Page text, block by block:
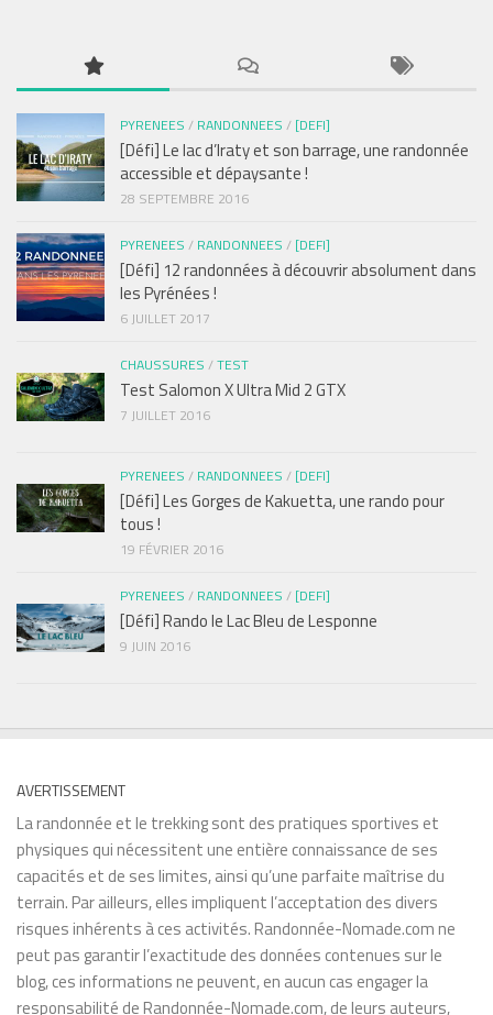
PYRENEES / RANDONNEES / [DEFI]
[Défi] Le lac d’Iraty et son barrage, une randonnée
accessible et dépaysante !
28 SEPTEMBRE 2016
PYRENEES / RANDONNEES / [DEFI]
[Défi] 12 randonnées à découvrir absolument dans
les Pyrénées !
6 JUILLET 2017
CHAUSSURES /TEST
Test Salomon X Ultra Mid 2 GTX
7 JUILLET 2016
PYRENEES / RANDONNEES / [DEFI]
[Défi] Les Gorges de Kakuetta, une rando pour
tous !
19 FÉVRIER 2016
PYRENEES / RANDONNEES / [DEFI]
[Défi] Rando le Lac Bleu de Lesponne
9 JUIN 2016
AVERTISSEMENT
La randonnée et le trekking sont des pratiques sportives et
physiques qui nécessitent une entière connaissance de ses
capacités et de ses limites, ainsi qu’une parfaite maîtrise du
terrain. Par ailleurs, elles impliquent l’acceptation des divers
risques inhérents à ces activités. Randonnée-Nomade.com ne
peut pas garantir l’exactitude des données contenues sur le
blog, ces informations ne peuvent, en aucun cas engager la
responsabilité de Randonnée-Nomade.com, de leurs auteurs,